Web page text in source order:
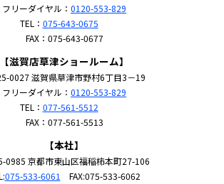
フリーダイヤル： 0120-553-829
TEL： 075-643-0675
FAX：075-643-0677
【滋賀店草津ショールーム】
0027 滋賀県草津市野村6丁目3－19
フリーダイヤル： 0120-553-829
TEL： 077-561-5512
FAX：077-561-5513
【本社】
0985 京都市東山区福稲柿本町27-106
075-533-6061 FAX:075-533-6062